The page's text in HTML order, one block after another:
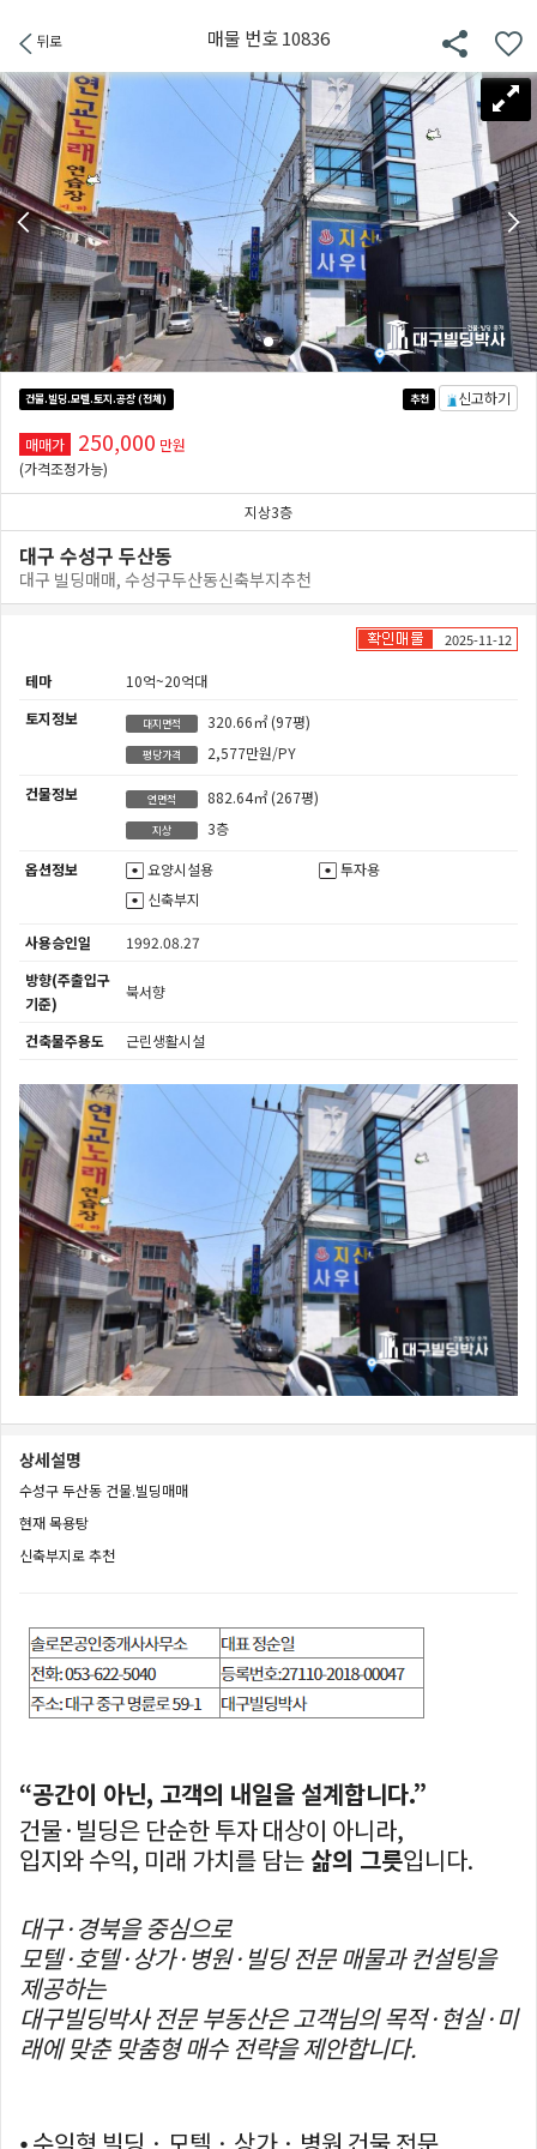
매물 번호 10836
뒤로
추천 신고하기
건물.빌딩.모텔.토지.공장 (전체)
매매가 250,000 만원
(가격조정가능)
지상3층
대구 수성구 두산동
대구 빌딩매매, 수성구두산동신축부지추천
2025-11-12
테마
10억~20억대
토지정보
대지면적 320.66㎡ (97평)
평당가격
2,577만원/PY
건물정보
연면적 882.64㎡ (267평)
지상
3층
옵션정보
요양시설용
투자용
신축부지
사용승인일
1992.08.27
방향(주출입구
기준)
북서향
건축물주용도 근린생활시설
상세설명
수성구 두산동 건물.빌딩매매
현재 목용탕
신축부지로 추천
“공간이 아닌, 고객의 내일을 설계합니다.”
건물·빌딩은 단순한 투자 대상이 아니라,
입지와 수익, 미래 가치를 담는 삶의 그릇입니다.
대구·경북을 중심으로
모텔·호텔·상가·병원·빌딩 전문 매물과 컨설팅을
제공하는
대구빌딩박사 전문 부동산은 고객님의 목적·현실·미
래에 맞춘 맞춤형 매수 전략을 제안합니다.
⦁ 수익형 빌딩 · 모텔 · 상가 · 병원 건물 전문